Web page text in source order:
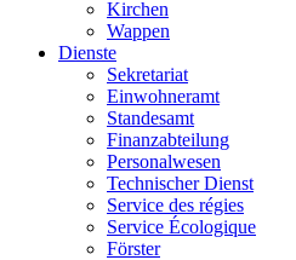
Kirchen
Wappen
Dienste
Sekretariat
Einwohneramt
Standesamt
Finanzabteilung
Personalwesen
Technischer Dienst
Service des régies
Service Écologique
Förster